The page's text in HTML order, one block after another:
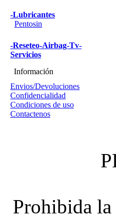
-Lubricantes
Pentosin
-Reseteo-Airbag-Tv-
Servicios
Información
Envios/Devoluciones
Confidencialidad
Condiciones de uso
Contactenos
Prohibida